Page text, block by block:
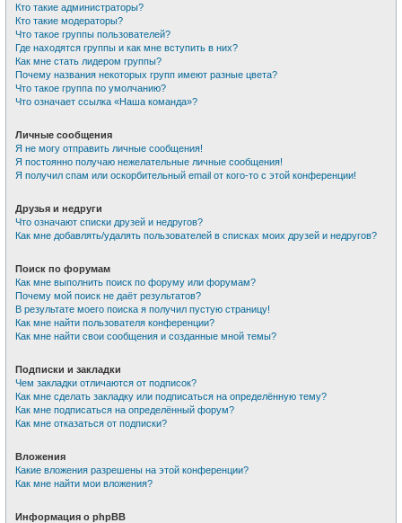
Кто такие администраторы?
Кто такие модераторы?
Что такое группы пользователей?
Где находятся группы и как мне вступить в них?
Как мне стать лидером группы?
Почему названия некоторых групп имеют разные цвета?
Что такое группа по умолчанию?
Что означает ссылка «Наша команда»?
Личные сообщения
Я не могу отправить личные сообщения!
Я постоянно получаю нежелательные личные сообщения!
Я получил спам или оскорбительный email от кого-то с этой конференции!
Друзья и недруги
Что означают списки друзей и недругов?
Как мне добавлять/удалять пользователей в списках моих друзей и недругов?
Поиск по форумам
Как мне выполнить поиск по форуму или форумам?
Почему мой поиск не даёт результатов?
В результате моего поиска я получил пустую страницу!
Как мне найти пользователя конференции?
Как мне найти свои сообщения и созданные мной темы?
Подписки и закладки
Чем закладки отличаются от подписок?
Как мне сделать закладку или подписаться на определённую тему?
Как мне подписаться на определённый форум?
Как мне отказаться от подписки?
Вложения
Какие вложения разрешены на этой конференции?
Как мне найти мои вложения?
Информация о phpBB